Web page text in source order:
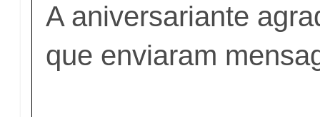
A aniversariante
que enviaram